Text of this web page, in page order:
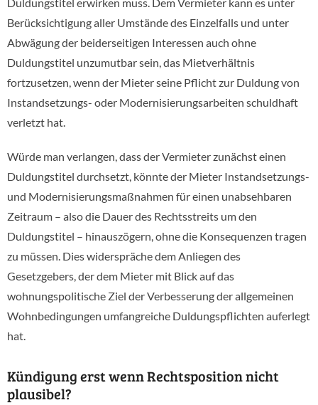
Berücksichtigung aller Umstände des Einzelfalls und unter
Abwägung der beiderseitigen Interessen auch ohne
Duldungstitel unzumutbar sein, das Mietverhältnis
fortzusetzen, wenn der Mieter seine Pflicht zur Duldung von
Instandsetzungs- oder Modernisierungsarbeiten schuldhaft
verletzt hat.
Würde man verlangen, dass der Vermieter zunächst einen
Duldungstitel durchsetzt, könnte der Mieter Instandsetzungs-
und Modernisierungsmaßnahmen für einen unabsehbaren
Zeitraum – also die Dauer des Rechtsstreits um den
Duldungstitel – hinauszögern, ohne die Konsequenzen tragen
zu müssen. Dies widerspräche dem Anliegen des
Gesetzgebers, der dem Mieter mit Blick auf das
wohnungspolitische Ziel der Verbesserung der allgemeinen
Wohnbedingungen umfangreiche Duldungspflichten auferlegt
hat.
Kündigung erst wenn Rechtsposition nicht
plausibel?